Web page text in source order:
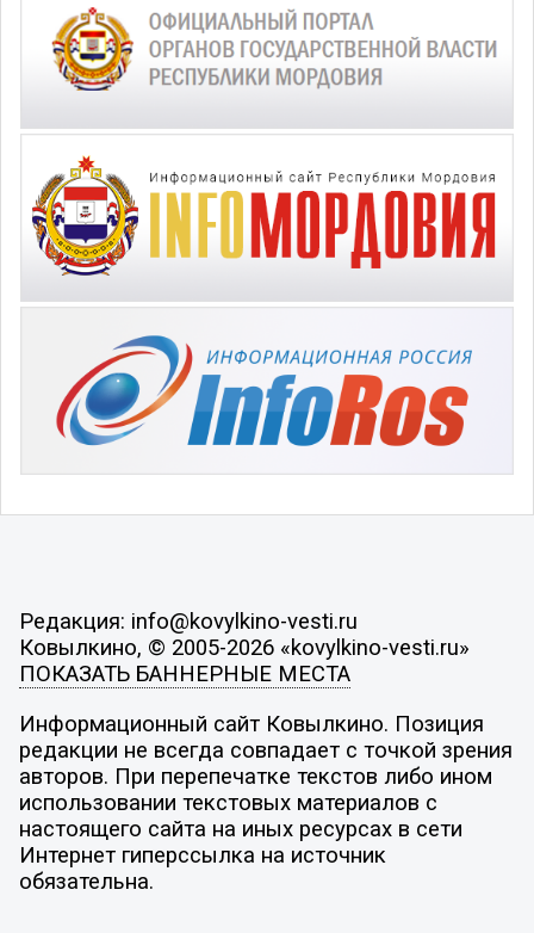
Редакция: info@kovylkino-vesti.ru
Ковылкино, © 2005-2026 «kovylkino-vesti.ru»
ПОКАЗАТЬ БАННЕРНЫЕ МЕСТА
Информационный сайт Ковылкино. Позиция
редакции не всегда совпадает с точкой зрения
авторов. При перепечатке текстов либо ином
использовании текстовых материалов с
настоящего сайта на иных ресурсах в сети
Интернет гиперссылка на источник
обязательна.